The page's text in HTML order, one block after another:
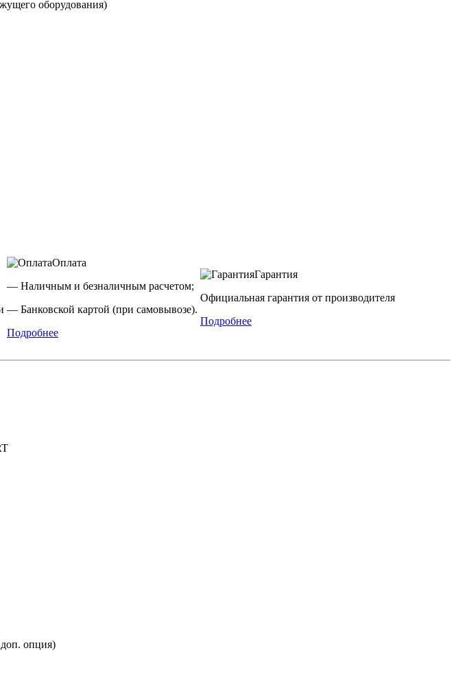
оборудования)
Оплата
— Наличным и безналичным расчетом;
— Банковской картой (при самовывозе).
Подробнее
Гарантия
Официальная гарантия от производителя
Подробнее
опция)